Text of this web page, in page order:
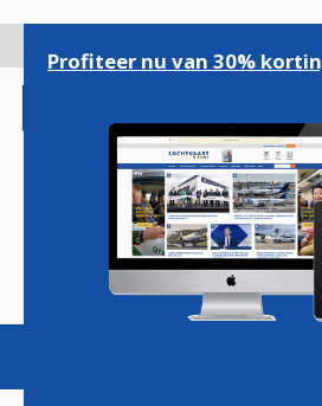
gaan
Magazine Podcasts
Profiteer nu van 30%